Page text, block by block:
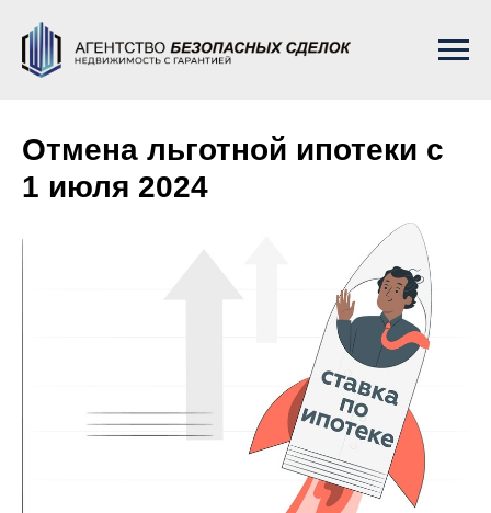
Отмена льготной ипотеки с
1 июля 2024